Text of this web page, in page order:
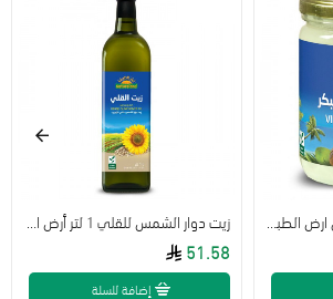
51.58
إضافة للسلة